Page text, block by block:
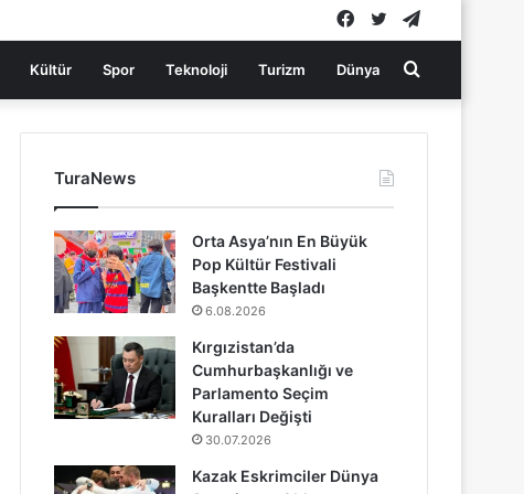
Twitter
Facebook
Kültür Spor Teknoloji Turizm Dünya Arama
yap
TuraNews
Orta Asya’nın En Büyük
Pop Kültür Festivali
Başkentte Başladı
6.08.2026
Kırgızistan’da
Cumhurbaşkanlığı ve
Parlamento Seçim
Kuralları Değişti
30.07.2026
Kazak Eskrimciler Dünya